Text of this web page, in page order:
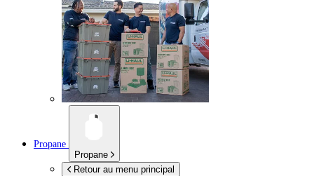
Propane
Propane
Retour au menu principal